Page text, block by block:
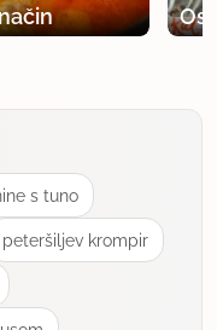
s tuno
peteršiljev krompir